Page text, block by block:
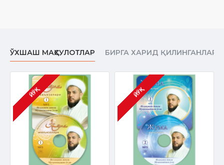
ЎХШАШ МАҲСУЛОТЛАР БИРГА ХАРИД ҚИЛИНГАНЛАР
ЙЎҚ ЙЎҚ